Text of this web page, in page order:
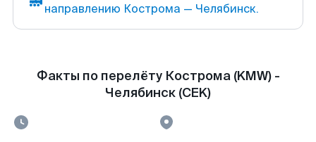
направлению Кострома — Челябинск.
Факты по перелёту Кострома (KMW) -
Челябинск (CEK)